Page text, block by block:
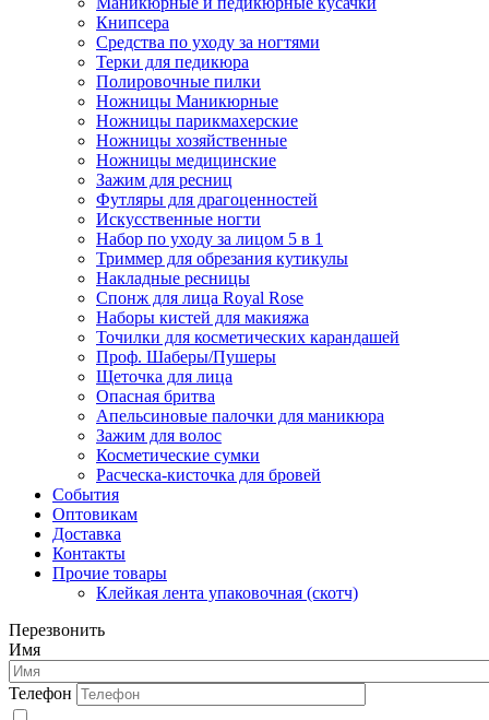
Книпсера
Средства по уходу за ногтями
Терки для педикюра
Полировочные пилки
Ножницы Маникюрные
Ножницы парикмахерские
Ножницы хозяйственные
Ножницы медицинские
Зажим для ресниц
Футляры для драгоценностей
Искусственные ногти
Набор по уходу за лицом 5 в 1
Триммер для обрезания кутикулы
Накладные ресницы
Спонж для лица Royal Rose
Наборы кистей для макияжа
Точилки для косметических карандашей
Проф. Шаберы/Пушеры
Щеточка для лица
Опасная бритва
Апельсиновые палочки для маникюра
Зажим для волос
Косметические сумки
Расческа-кисточка для бровей
События
Оптовикам
Доставка
Контакты
Прочие товары
Клейкая лента упаковочная (скотч)
Перезвонить
Имя
Телефон